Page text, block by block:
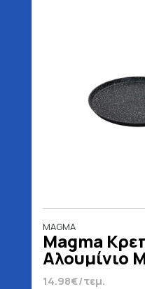
MAGMA
Magma
Αλουμίνιο
Από Πέτρα
14.98€/τεμ.